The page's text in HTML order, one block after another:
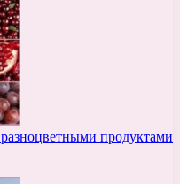
продуктами